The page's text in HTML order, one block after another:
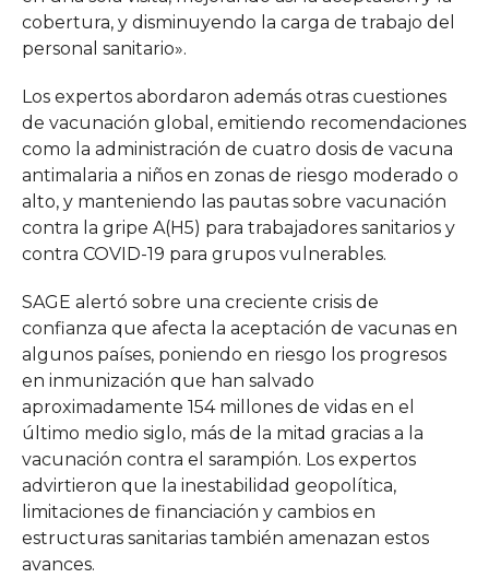
cobertura, y disminuyendo la carga de trabajo del
personal sanitario».
Los expertos abordaron además otras cuestiones
de vacunación global, emitiendo recomendaciones
como la administración de cuatro dosis de vacuna
antimalaria a niños en zonas de riesgo moderado o
alto, y manteniendo las pautas sobre vacunación
contra la gripe A(H5) para trabajadores sanitarios y
contra COVID-19 para grupos vulnerables.
SAGE alertó sobre una creciente crisis de
confianza que afecta la aceptación de vacunas en
algunos países, poniendo en riesgo los progresos
en inmunización que han salvado
aproximadamente 154 millones de vidas en el
último medio siglo, más de la mitad gracias a la
vacunación contra el sarampión. Los expertos
advirtieron que la inestabilidad geopolítica,
limitaciones de financiación y cambios en
estructuras sanitarias también amenazan estos
avances.